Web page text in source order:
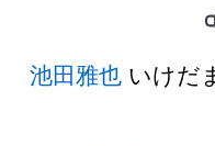
池田雅也 いけだ